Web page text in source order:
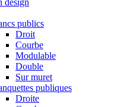
design
publics
Droit
Courbe
Modulable
Double
Sur muret
publiques
Droite